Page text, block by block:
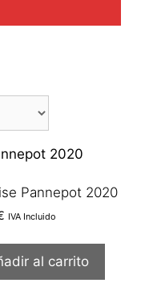
Pannepot 2020
IVA Incluido
al carrito